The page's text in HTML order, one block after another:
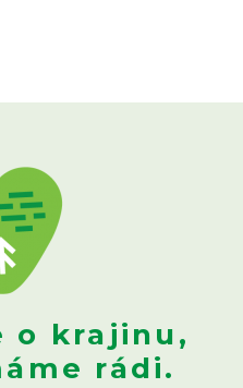
o krajinu,
rádi.